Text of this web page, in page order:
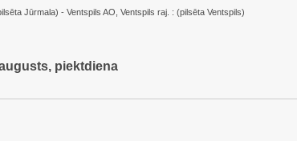
Jūrmala) - Ventspils AO, Ventspils raj. : (pilsēta Ventspils)
piektdiena